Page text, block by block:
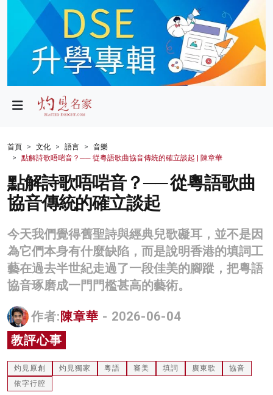
政局
財經
生活
健康
商業
科技
影片
名家榜
灼見活動
關於我們
首頁 文化 語言
音樂
點解詩歌唔啱音？── 從粵語歌曲協音傳統的確立談起 | 陳章華
點解詩歌唔啱音？── 從粵語歌曲
協音傳統的確立談起
今天我們覺得舊聖詩與經典兒歌礙耳，並不是因
為它們本身有什麼缺陷，而是說明香港的填詞工
藝在過去半世紀走過了一段佳美的腳蹤，把粵語
協音琢磨成一門門檻甚高的藝術。
作者: 陳章華 - 2026-06-04
教評心事
灼見原創 灼見獨家 粵語 審美 填詞 廣東歌
協音
依字行腔